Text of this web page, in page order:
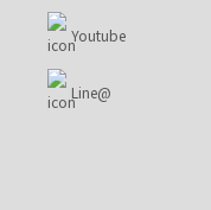
Youtube
Line@